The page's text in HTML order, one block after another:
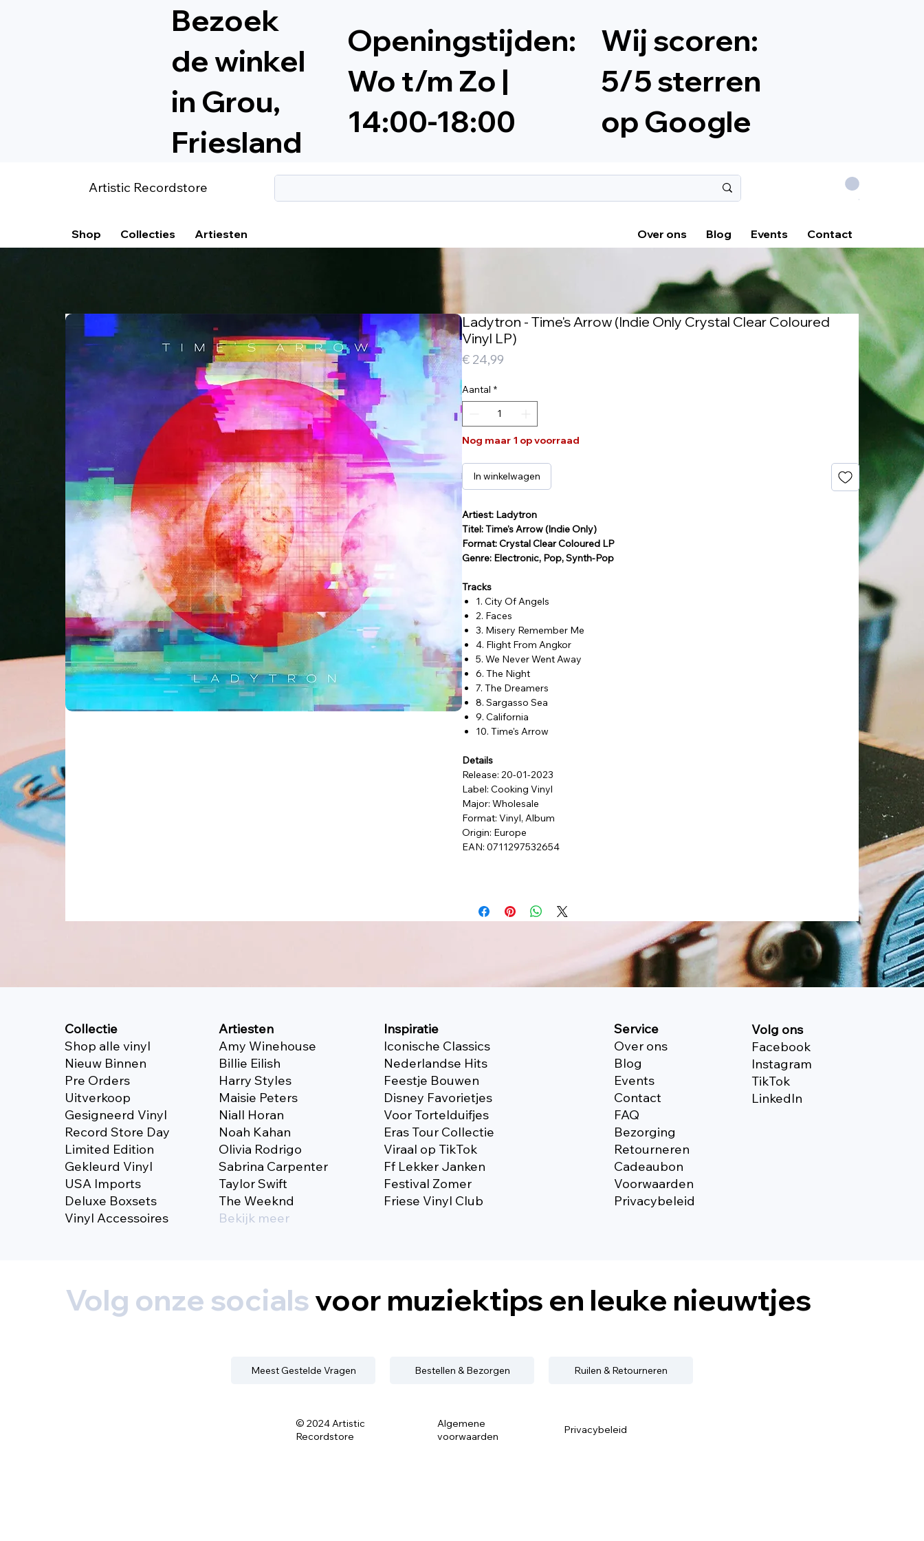
Bezoek
de winkel
in Grou,
Friesland
Openingstijden:
Wo t/m Zo |
14:00-18:00
Wij scoren:
5/5 sterren
op Google
Artistic Recordstore
.
Shop Collecties Artiesten Over ons Blog Events Contact
Ladytron - Time's Arrow (Indie Only Crystal Clear Coloured
Vinyl LP)
€ 24,99
Aantal *
Nog maar 1 op voorraad
In winkelwagen
Artiest: Ladytron
Titel: Time's Arrow (Indie Only)
Format: Crystal Clear Coloured LP
Genre: Electronic, Pop, Synth-Pop
Tracks
1. City Of Angels
2. Faces
3. Misery Remember Me
4. Flight From Angkor
5. We Never Went Away
6. The Night
7. The Dreamers
8. Sargasso Sea
9. California
10. Time's Arrow
Details
Release: 20-01-2023
Label: Cooking Vinyl
Major: Wholesale
Format: Vinyl, Album
Origin: Europe
EAN: 0711297532654
Collectie
Shop alle vinyl
Nieuw Binnen
Pre Orders
Uitverkoop
Gesigneerd Vinyl
Record Store Day
Limited Edition
Gekleurd Vinyl
USA Imports
Deluxe Boxsets
Vinyl Accessoires
Artiesten
Amy Winehouse
Billie Eilish
Harry Styles
Maisie Peters
Niall Horan
Noah Kahan
Olivia Rodrigo
Sabrina Carpenter
Taylor Swift
The Weeknd
Bekijk meer
Inspiratie
Iconische Classics
Nederlandse Hits
Feestje Bouwen
Disney Favorietjes
Voor Tortelduifjes
Eras Tour Collectie
Viraal op TikTok
Ff Lekker Janken
Festival Zomer
Friese Vinyl Club
Service
Over ons
Blog
Events
Contact
FAQ
Bezorging
Retourneren
Cadeaubon
Voorwaarden
Privacybeleid
Volg ons
Facebook
Instagram
TikTok
Linkedln
Volg onze socialsvoor muziektips en leuke nieuwtjes
Meest Gestelde Vragen Bestellen & Bezorgen Ruilen & Retourneren
© 2024 Artistic
Recordstore
Algemene
voorwaarden
Privacybeleid